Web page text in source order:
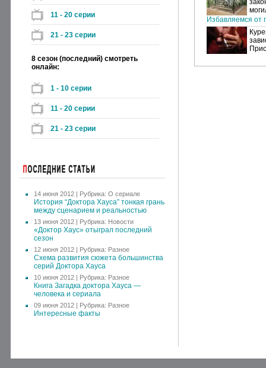
11 - 20 серии
21 - 23 серии
8 сезон (последний) смотреть
онлайн:
1 - 10 серии
11 - 20 серии
21 - 23 серии
14 июня 2012 | Рубрика: О сериале
История “Доктора Хауса” тонкая грань
между сценарием и реальностью
13 июня 2012 | Рубрика: Новости
«Доктор Хаус» отыграл последний
сезон
12 июня 2012 | Рубрика: Разное
Схема развития сюжета большинства
серий Доктора Хауса
10 июня 2012 | Рубрика: Разное
Книга Загадка доктора Хауса —
человека и сериала
09 июня 2012 | Рубрика: Разное
Интересные факты
Избавляемся от